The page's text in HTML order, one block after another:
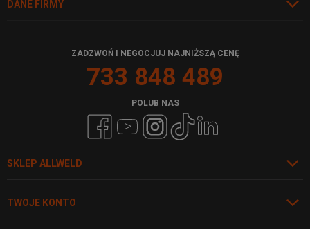
DANE FIRMY
SKLEP ALLWELD
TWOJE KONTO
ZADZWOŃ I NEGOCJUJ NAJNIŻSZĄ CENĘ
733 848 489
POLUB NAS